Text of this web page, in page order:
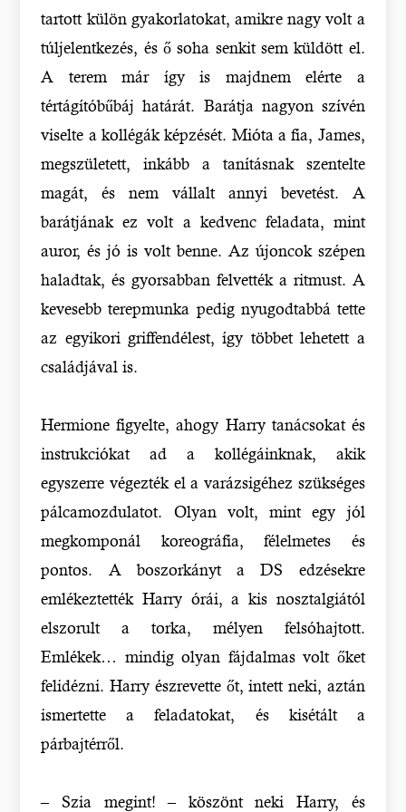
tartott külön gyakorlatokat, amikre nagy volt a
túljelentkezés, és ő soha senkit sem küldött el.
A terem már így is majdnem elérte a
tértágítóbűbáj határát. Barátja nagyon szívén
viselte a kollégák képzését. Mióta a fia, James,
megszületett, inkább a tanításnak szentelte
magát, és nem vállalt annyi bevetést. A
barátjának ez volt a kedvenc feladata, mint
auror, és jó is volt benne. Az újoncok szépen
haladtak, és gyorsabban felvették a ritmust. A
kevesebb terepmunka pedig nyugodtabbá tette
az egyikori griffendélest, így többet lehetett a
családjával is.
Hermione figyelte, ahogy Harry tanácsokat és
instrukciókat ad a kollégáinknak, akik
egyszerre végezték el a varázsigéhez szükséges
pálcamozdulatot. Olyan volt, mint egy jól
megkomponál koreográfia, félelmetes és
pontos. A boszorkányt a DS edzésekre
emlékeztették Harry órái, a kis nosztalgiától
elszorult a torka, mélyen felsóhajtott.
Emlékek… mindig olyan fájdalmas volt őket
felidézni. Harry észrevette őt, intett neki, aztán
ismertette a feladatokat, és kisétált a
párbajtérről.
– Szia megint! – köszönt neki Harry, és